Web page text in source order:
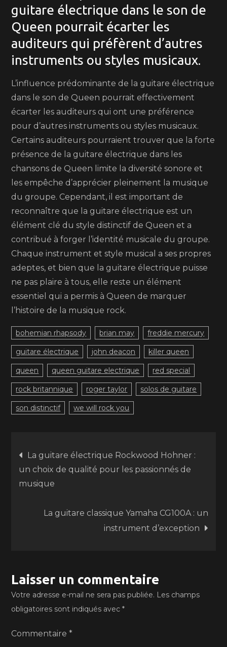
guitare électrique dans le son de
Queen pourrait écarter les
auditeurs qui préfèrent d’autres
instruments ou styles musicaux.
L’influence prédominante de la guitare électrique
dans le son de Queen pourrait effectivement
écarter les auditeurs qui ont une préférence
pour d’autres instruments ou styles musicaux.
Certains auditeurs pourraient trouver que la forte
présence de la guitare électrique dans les
chansons de Queen limite la diversité sonore et
les empêche d’apprécier pleinement la musique
du groupe. Cependant, il est important de
reconnaître que la guitare électrique est un
élément clé du style distinctif de Queen et a
contribué à forger l’identité musicale du groupe.
Chaque instrument et style musical a ses propres
adeptes, et bien que la guitare électrique puisse
ne pas plaire à tous, elle reste un élément
essentiel qui a permis à Queen de marquer
l’histoire de la musique rock.
bohemian rhapsody brian may freddie mercury
guitare électrique john deacon killer queen
queen queen guitare electrique red special
rock britannique roger taylor solos de guitare
son distinctif we will rock you
Navigation
de
l’article
La guitare électrique Rockwood Hohner :
un choix de qualité pour les passionnés de
musique
La guitare classique Yamaha CG100A : un
instrument d’exception
Laisser un commentaire
Votre adresse e-mail ne sera pas publiée. Les champs
obligatoires sont indiqués avec*
Commentaire*